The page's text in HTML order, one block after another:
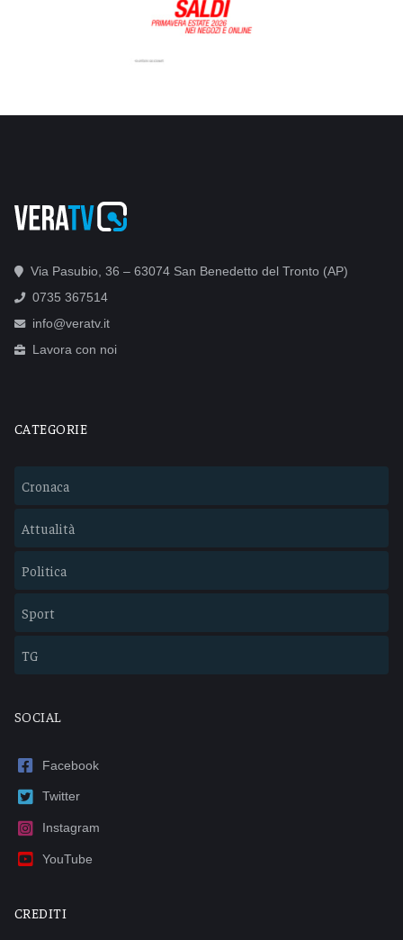
Via Pasubio, 36 – 63074 San Benedetto del Tronto (AP)
0735 367514
info@veratv.it
Lavora con noi
CATEGORIE
Cronaca
Attualità
Politica
Sport
TG
SOCIAL
Facebook
Twitter
Instagram
YouTube
CREDITI